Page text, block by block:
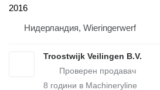
2016
Нидерландия, Wieringerwerf
Troostwijk Veilingen B.V.
8 години в Machineryline